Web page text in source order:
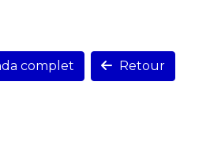
complet Retour